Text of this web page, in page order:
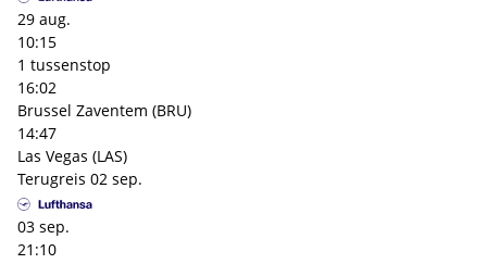
29 aug.
10:15
1 tussenstop
16:02
Brussel Zaventem (BRU)
14:47
Las Vegas (LAS)
Terugreis 02 sep.
03 sep.
21:10